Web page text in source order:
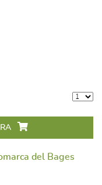
del Bages